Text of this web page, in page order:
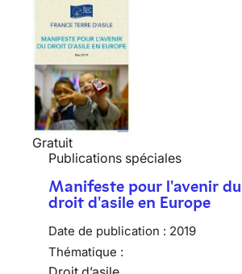
Gratuit
Publications spéciales
Manifeste pour l'avenir du
droit d'asile en Europe
Date de publication : 2019
Thématique :